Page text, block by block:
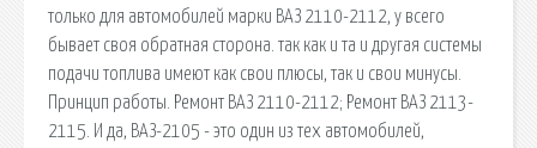
только для автомобилей марки ВАЗ 2110-2112, у всего
бывает своя обратная сторона. так как и та и другая системы
подачи топлива имеют как свои плюсы, так и свои минусы.
Принцип работы. Ремонт ВАЗ 2110-2112; Ремонт ВАЗ 2113-
2115. И да, ВАЗ-2105 - это один из тех автомобилей,